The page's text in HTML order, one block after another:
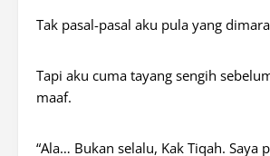
Tak pasal-pasal aku pula yang
Tapi aku cuma tayang sengih
maaf.
“Ala… Bukan selalu, Kak Tiqah. Saya